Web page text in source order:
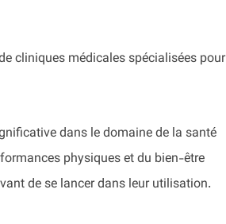
cliniques médicales spécialisées pour
dans le domaine de la santé
physiques et du bien-être
de se lancer dans leur utilisation.